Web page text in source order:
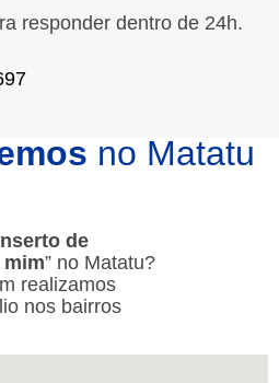
responder dentro de 24h.
no Matatu
de
” no Matatu?
realizamos
nos bairros